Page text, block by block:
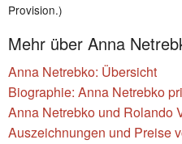
Provision.)
Mehr über Anna
Anna Netrebko: Übersicht
Biographie: Anna Netrebko
Anna Netrebko und Rolando
Auszeichnungen und Preise